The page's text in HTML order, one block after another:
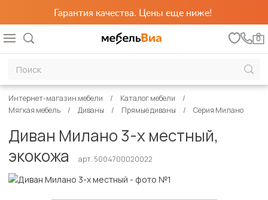
Гарантия качества. Цены еще ниже!
0
Интернет-магазин мебели
Каталог мебели
Мягкая мебель
Диваны Прямые диваны Серия Милано
Диван Милано 3-х местный,
экокожа
арт. 5004700020022